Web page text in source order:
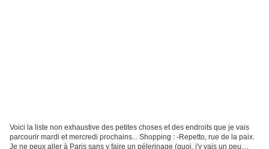
Voici la liste non exhaustive des petites choses et des endroits que je vais
parcourir mardi et mercredi prochains... Shopping : -Repetto, rue de la paix.
Je ne peux aller à Paris sans y faire un pélerinage (quoi, j'y vais un peu